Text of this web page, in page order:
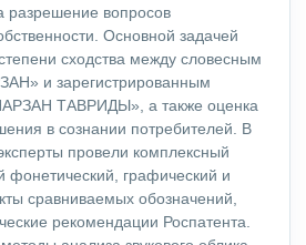
разрешение вопросов
Основной задачей
сходства между словесным
и зарегистрированным
ТАВРИДЫ», а также оценка
в сознании потребителей. В
провели комплексный
графический и
сравниваемых обозначений,
рекомендации Роспатента.